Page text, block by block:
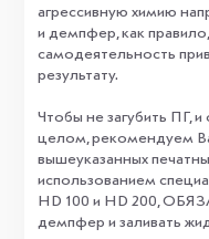
агрессивную химию
и демпфер, как правило,
самодеятельность
результату.
Чтобы не загубить ПГ,
целом, рекомендуем
вышеуказанных
использованием
HD 100 и HD 200,
демпфер и заливать